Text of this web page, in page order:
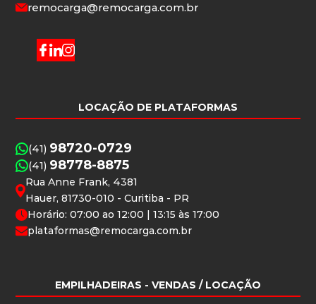
remocarga@remocarga.com.br
LOCAÇÃO DE PLATAFORMAS
(41) 98720-0729
(41) 98778-8875
Rua Anne Frank, 4381
Hauer, 81730-010 - Curitiba - PR
Horário: 07:00 ao 12:00 | 13:15 às 17:00
plataformas@remocarga.com.br
EMPILHADEIRAS - VENDAS / LOCAÇÃO